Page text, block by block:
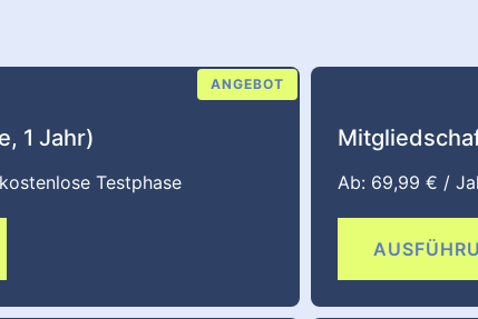
ANGEBOT
1 Jahr)
Testphase Ab: 69,99 € /